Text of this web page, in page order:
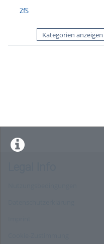
ZfS
Kategorien anzeigen